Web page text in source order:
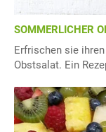
SOMMERLICHER
Erfrischen sie
Obstsalat. Ein